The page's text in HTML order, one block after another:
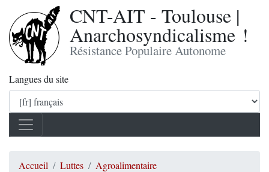
CNT-AIT - Toulouse |
Anarchosyndicalisme !
Résistance Populaire Autonome
Langues du site
Accueil Luttes Agroalimentaire